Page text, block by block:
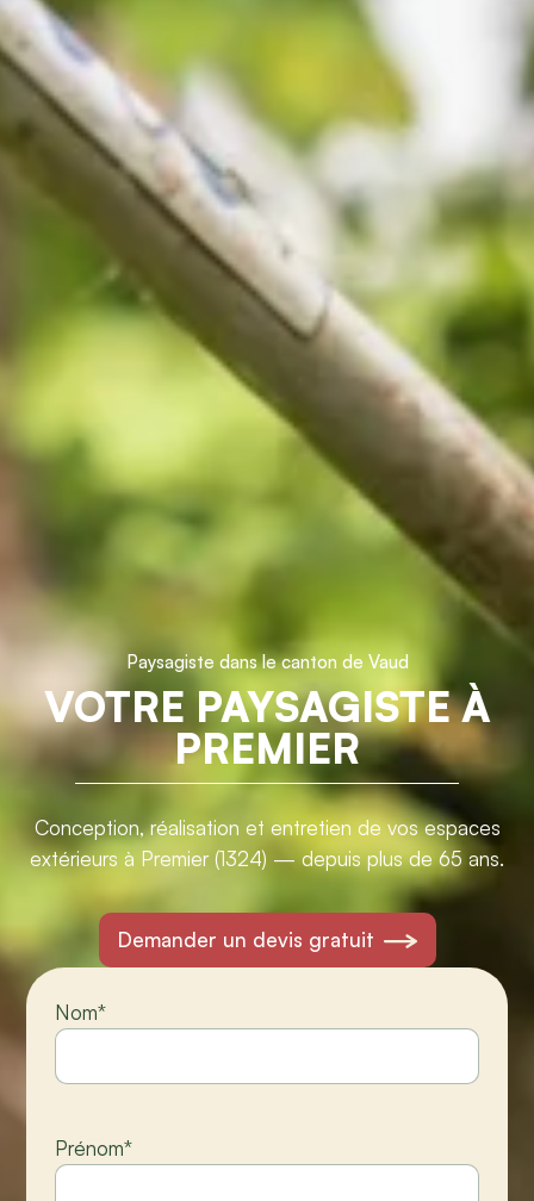
Paysagiste dans le canton de Vaud
VOTRE PAYSAGISTE À
PREMIER
Conception, réalisation et entretien de vos espaces
extérieurs à Premier (1324) — depuis plus de 65 ans.
Demander un devis gratuit
Nom*
Prénom*